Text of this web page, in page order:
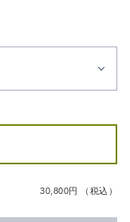
30,800円 （税込）